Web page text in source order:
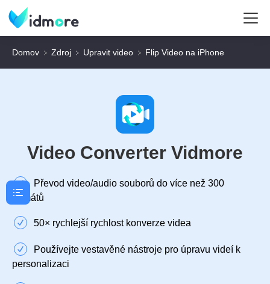
Domov Zdroj Upravit video Flip Video na iPhone
Video Converter Vidmore
Převod video/audio souborů do více než 300
formátů
50× rychlejší rychlost konverze videa
Používejte vestavěné nástroje pro úpravu videí k
personalizaci